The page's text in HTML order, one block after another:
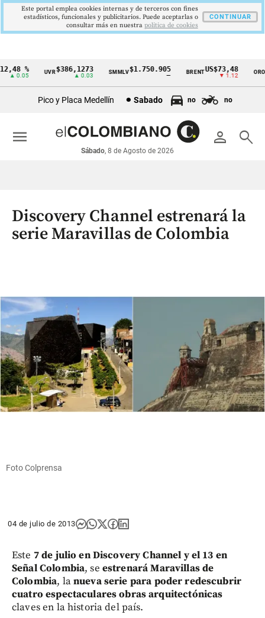
Cintillo
económicos
Colombia
%
0.05
UVR$386,1273
▲ 0.03
SMMLV$1.750.905 BRENTUS$73,48
▼ 1.12
ORO
Pico y Placa Medellín Sabado no no
person search
Sábado, 8 de Agosto de 2026
menu
Discovery Channel estrenará la
serie Maravillas de Colombia
Foto Colprensa
04 de julio de 2013
Este 7 de julio en Discovery Channel y el 13 en
Señal Colombia, se estrenará Maravillas de
Colombia, lanueva serie para poder redescubrir
cuatro espectaculares obras arquitectónicas
claves en la historia del país.
Este portal emplea cookies internas y de terceros con fines
estadísticos, funcionales y publicitarios. Puede aceptarlas o
consultar más en nuestra politica de cookies
CONTINUAR